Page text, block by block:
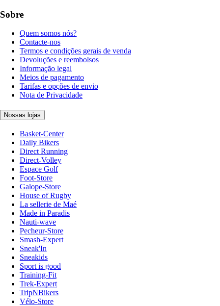
Sobre
Quem somos nós?
Contacte-nos
Termos e condições gerais de venda
Devoluções e reembolsos
Informação legal
Meios de pagamento
Tarifas e opções de envio
Nota de Privacidade
Nossas lojas
Basket-Center
Daily Bikers
Direct Running
Direct-Volley
Espace Golf
Foot-Store
Galope-Store
House of Rugby
La sellerie de Maé
Made in Paradis
Nauti-wave
Pecheur-Store
Smash-Expert
Sneak'In
Sneakids
Sport is good
Training-Fit
Trek-Expert
TripNBikers
Vélo-Store